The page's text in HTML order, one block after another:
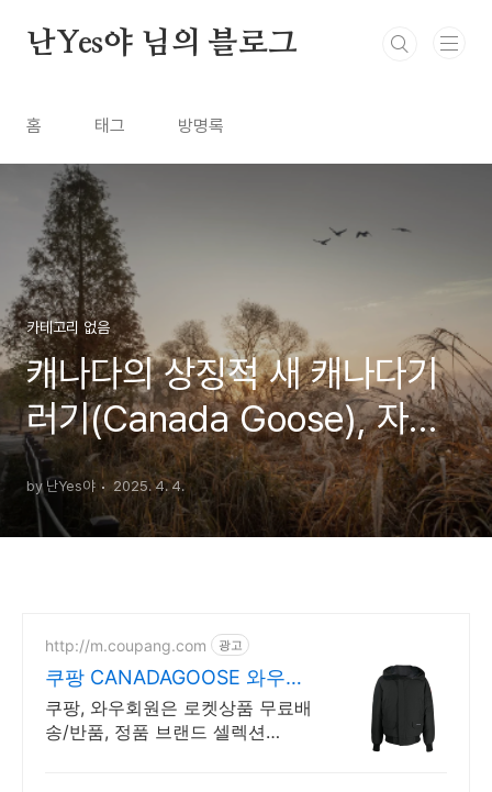
난Yes야 님의 블로그
홈 태그 방명록
카테고리 없음
캐나다의 상징적 새 캐나다기
러기(Canada Goose), 자연
과 조화의 상징
by 난Yes야 2025. 4. 4.
http://m.coupang.com 광고
쿠팡 CANADAGOOSE 와우회
원은 무제한 무료배송
쿠팡, 와우회원은 로켓상품 무료배
송/반품, 정품 브랜드 셀렉션